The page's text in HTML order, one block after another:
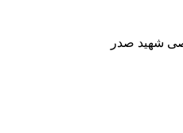
شهید صدر